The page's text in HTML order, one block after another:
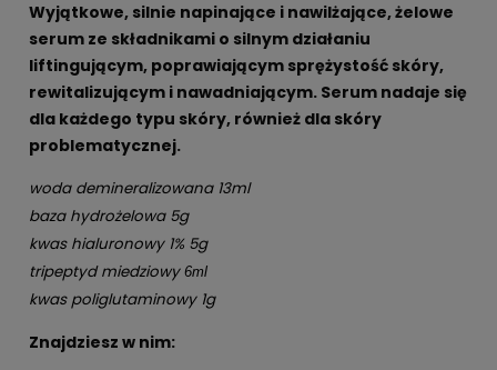
Wyjątkowe, silnie napinające i nawilżające, żelowe
serum ze składnikami o silnym działaniu
liftingującym, poprawiającym sprężystość skóry,
rewitalizującym i nawadniającym. Serum nadaje się
dla każdego typu skóry, również dla skóry
problematycznej.
woda demineralizowana 13ml
baza hydrożelowa 5g
kwas hialuronowy 1% 5g
tripeptyd miedziowy6ml
kwas poliglutaminowy 1g
Znajdziesz w nim: